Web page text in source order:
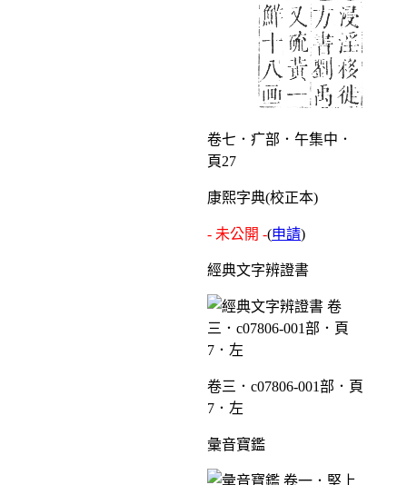
卷七．疒部．午集中．
頁27
康熙字典(校正本)
- 未公開 -(申請)
經典文字辨證書
卷三．c07806-001部．頁
7．左
彙音寶鑑